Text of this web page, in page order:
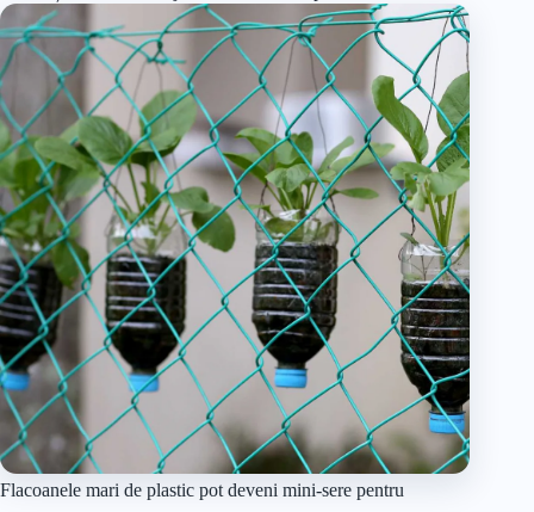
Flacoanele mari de plastic pot deveni mini-sere pentru